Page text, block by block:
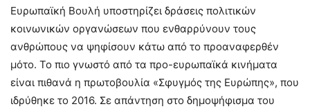
Ευρωπαϊκή Βουλή υποστηρίζει δράσεις πολιτικών
κοινωνικών οργανώσεων που ενθαρρύνουν τους
ανθρώπους να ψηφίσουν κάτω από το προαναφερθέν
μότο. Το πιο γνωστό από τα προ-ευρωπαϊκά κινήματα
είναι πιθανά η πρωτοβουλία «Σφυγμός της Ευρώπης», που
ιδρύθηκε το 2016. Σε απάντηση στο δημοψήφισμα του